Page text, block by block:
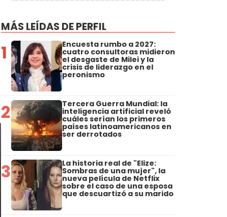
MÁS LEÍDAS DE PERFIL
1 Encuesta rumbo a 2027:
cuatro consultoras midieron
el desgaste de Milei y la
crisis de liderazgo en el
peronismo
2 Tercera Guerra Mundial: la
inteligencia artificial reveló
cuáles serían los primeros
países latinoamericanos en
ser derrotados
3 La historia real de "Elize:
Sombras de una mujer", la
nueva película de Netflix
sobre el caso de una esposa
que descuartizó a su marido